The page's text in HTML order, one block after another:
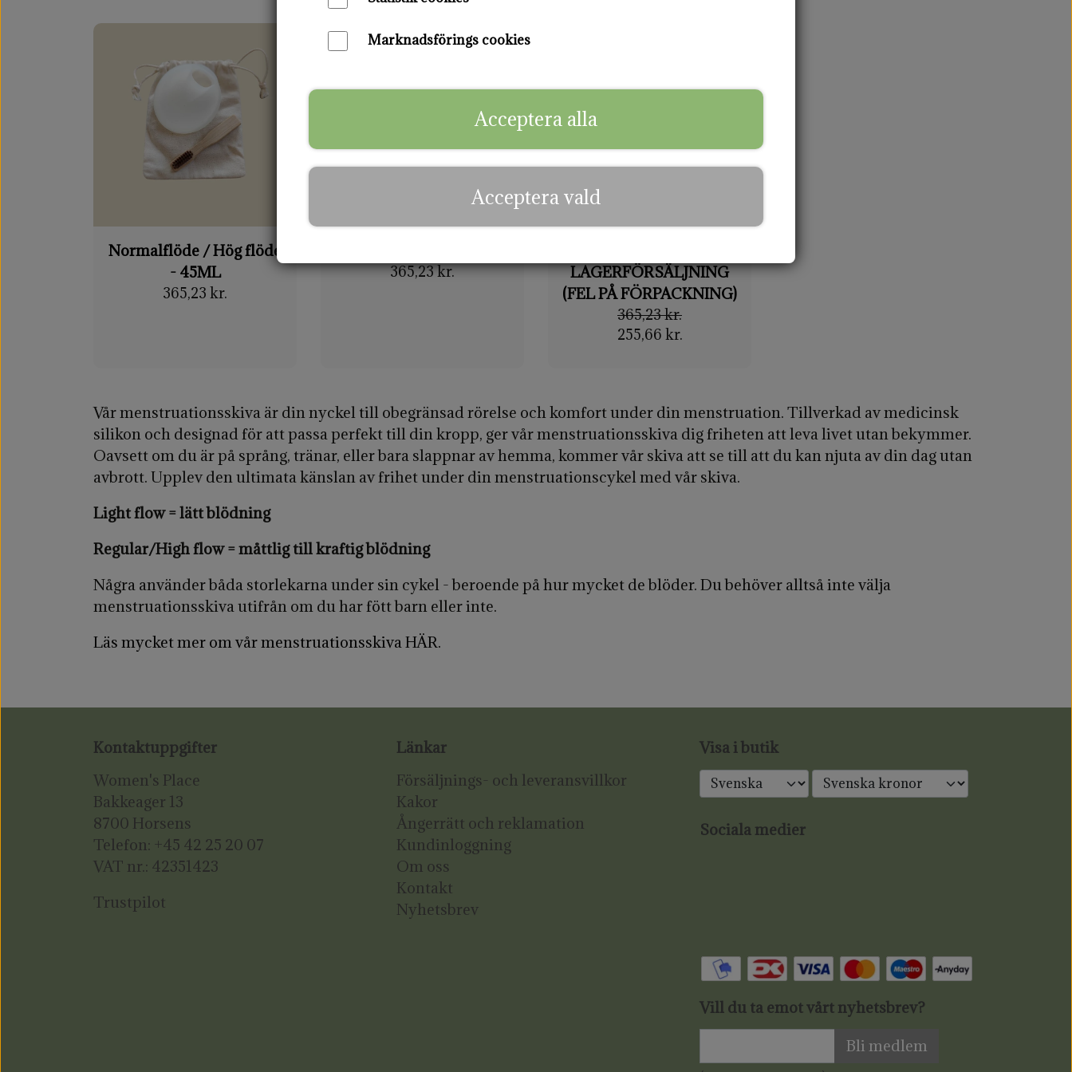
Normalflöde / Hög flöde
- 45ML
365,23 kr.
365,23 kr.
LAGERFÖRSÄLJNING
(FEL PÅ FÖRPACKNING)
365,23 kr.
255,66 kr.
Vår menstruationsskiva är din nyckel till obegränsad rörelse och komfort under din menstruation. Tillverkad av medicinsk
silikon och designad för att passa perfekt till din kropp, ger vår menstruationsskiva dig friheten att leva livet utan bekymmer.
Oavsett om du är på språng, tränar, eller bara slappnar av hemma, kommer vår skiva att se till att du kan njuta av din dag utan
avbrott. Upplev den ultimata känslan av frihet under din menstruationscykel med vår skiva.
Light flow = lätt blödning
Regular/High flow = måttlig till kraftig blödning
Några använder båda storlekarna under sin cykel - beroende på hur mycket de blöder. Du behöver alltså inte välja
menstruationsskiva utifrån om du har fött barn eller inte.
Läs mycket mer om vår menstruationsskiva HÄR.
Kontaktuppgifter
Women's Place
Bakkeager 13
8700 Horsens
Telefon: +45 42 25 20 07
VAT nr.: 42351423
Trustpilot
Länkar
Försäljnings- och leveransvillkor
Kakor
Ångerrätt och reklamation
Kundinloggning
Om oss
Kontakt
Nyhetsbrev
Visa i butik
Sociala medier
Vill du ta emot vårt nyhetsbrev?
Bli medlem
Marknadsförings cookies
Acceptera alla
Acceptera vald